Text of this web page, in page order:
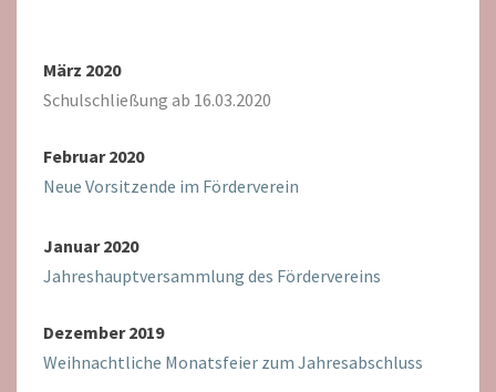
März 2020
Schulschließung ab 16.03.2020
Februar 2020
Neue Vorsitzende im Förderverein
Januar 2020
Jahreshauptversammlung des Fördervereins
Dezember 2019
Weihnachtliche Monatsfeier zum Jahresabschluss